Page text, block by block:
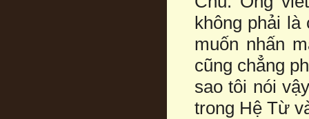
không phải là
muốn nhấn
cũng chẳng
sao tôi nói
trong Hệ Từ